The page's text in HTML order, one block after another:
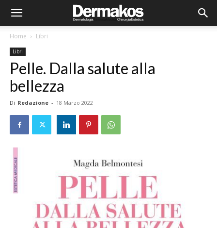
Home Libri
Libri
Pelle. Dalla salute alla
bellezza
Di Redazione - 18 Marzo 2022